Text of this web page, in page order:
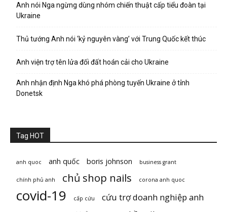
Anh nói Nga ngừng dùng nhóm chiến thuật cấp tiểu đoàn tại
Ukraine
Thủ tướng Anh nói ‘kỷ nguyên vàng’ với Trung Quốc kết thúc
Anh viện trợ tên lửa đối đất hoán cải cho Ukraine
Anh nhận định Nga khó phá phòng tuyến Ukraine ở tỉnh
Donetsk
Tag HOT
anh quoc anh quốc boris johnson business grant
chính phủ anh chủ shop nails corona anh quoc
covid-19 cấp cứu cứu trợ doanh nghiệp anh